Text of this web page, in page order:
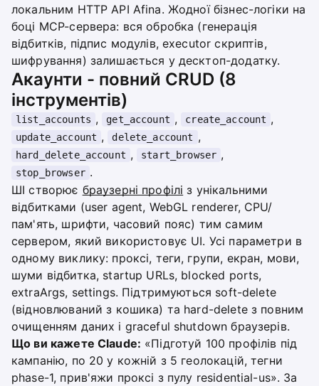
локальним HTTP API Afina. Жодної бізнес-логіки на
боці MCP-сервера: вся обробка (генерація
відбитків, підпис модулів, executor скриптів,
шифрування) залишається у десктоп-додатку.
Акаунти - повний CRUD (8
інструментів)
list_accounts , get_account , create_account ,
update_account , delete_account ,
hard_delete_account , start_browser ,
stop_browser .
ШІ створює браузерні профілі з унікальними
відбитками (user agent, WebGL renderer, CPU/
пам'ять, шрифти, часовий пояс) тим самим
сервером, який використовує UI. Усі параметри в
одному виклику: проксі, теги, групи, екран, мови,
шуми відбитка, startup URLs, blocked ports,
extraArgs, settings. Підтримуються soft-delete
(відновлюваний з кошика) та hard-delete з повним
очищенням даних і graceful shutdown браузерів.
Що ви кажете Claude: «Підготуй 100 профілів під
кампанію, по 20 у кожній з 5 геолокацій, тегни
phase-1, прив'яжи проксі з пулу residential-us». За